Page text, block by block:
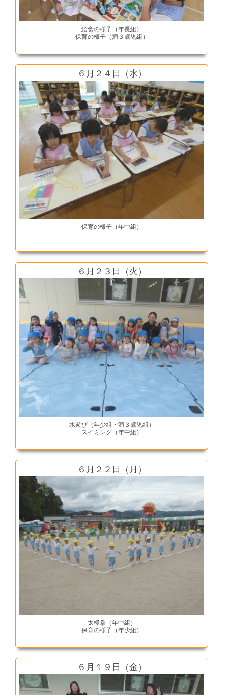
給食の様子（年長組）
保育の様子（満３歳児組）
６月２４日（水）
保育の様子（年中組）
６月２３日（火）
水遊び（年少組・満３歳児組）
スイミング（年中組）
６月２２日（月）
太極拳（年中組）
保育の様子（年少組）
６月１９日（金）